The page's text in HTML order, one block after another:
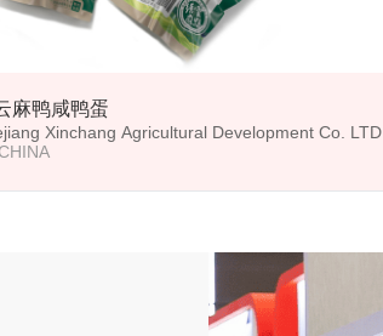
麻鸭咸鸭蛋
Xinchang Agricultural Development Co. LTD